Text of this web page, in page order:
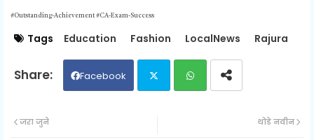
#Outstanding-Achievement #CA-Exam-Success
Tags Education Fashion LocalNews Rajura
Facebook
थोडे नवीन
जरा जुने